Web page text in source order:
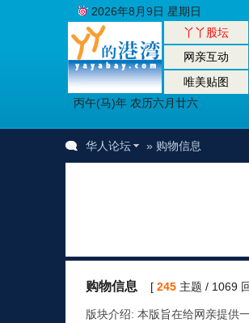
丫丫股坛
网亲互动
唯美贴图
丙午(马)年 农历六月廿六
2026年8月9日 星期日
华人论坛 » 购物信息
购物信息 [ 245主题 / 1069
版块介绍: 本版旨在给网亲提供